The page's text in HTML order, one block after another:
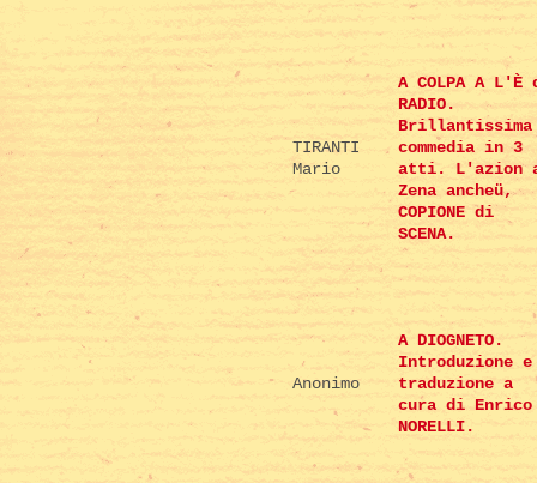
TIRANTI
Mario
A COLPA A L'È
RADIO.
Brillantissima
commedia in 3
atti. L'azion
Zena ancheü,
COPIONE di
SCENA.
Anonimo
A DIOGNETO.
Introduzione e
traduzione a
cura di Enrico
NORELLI.